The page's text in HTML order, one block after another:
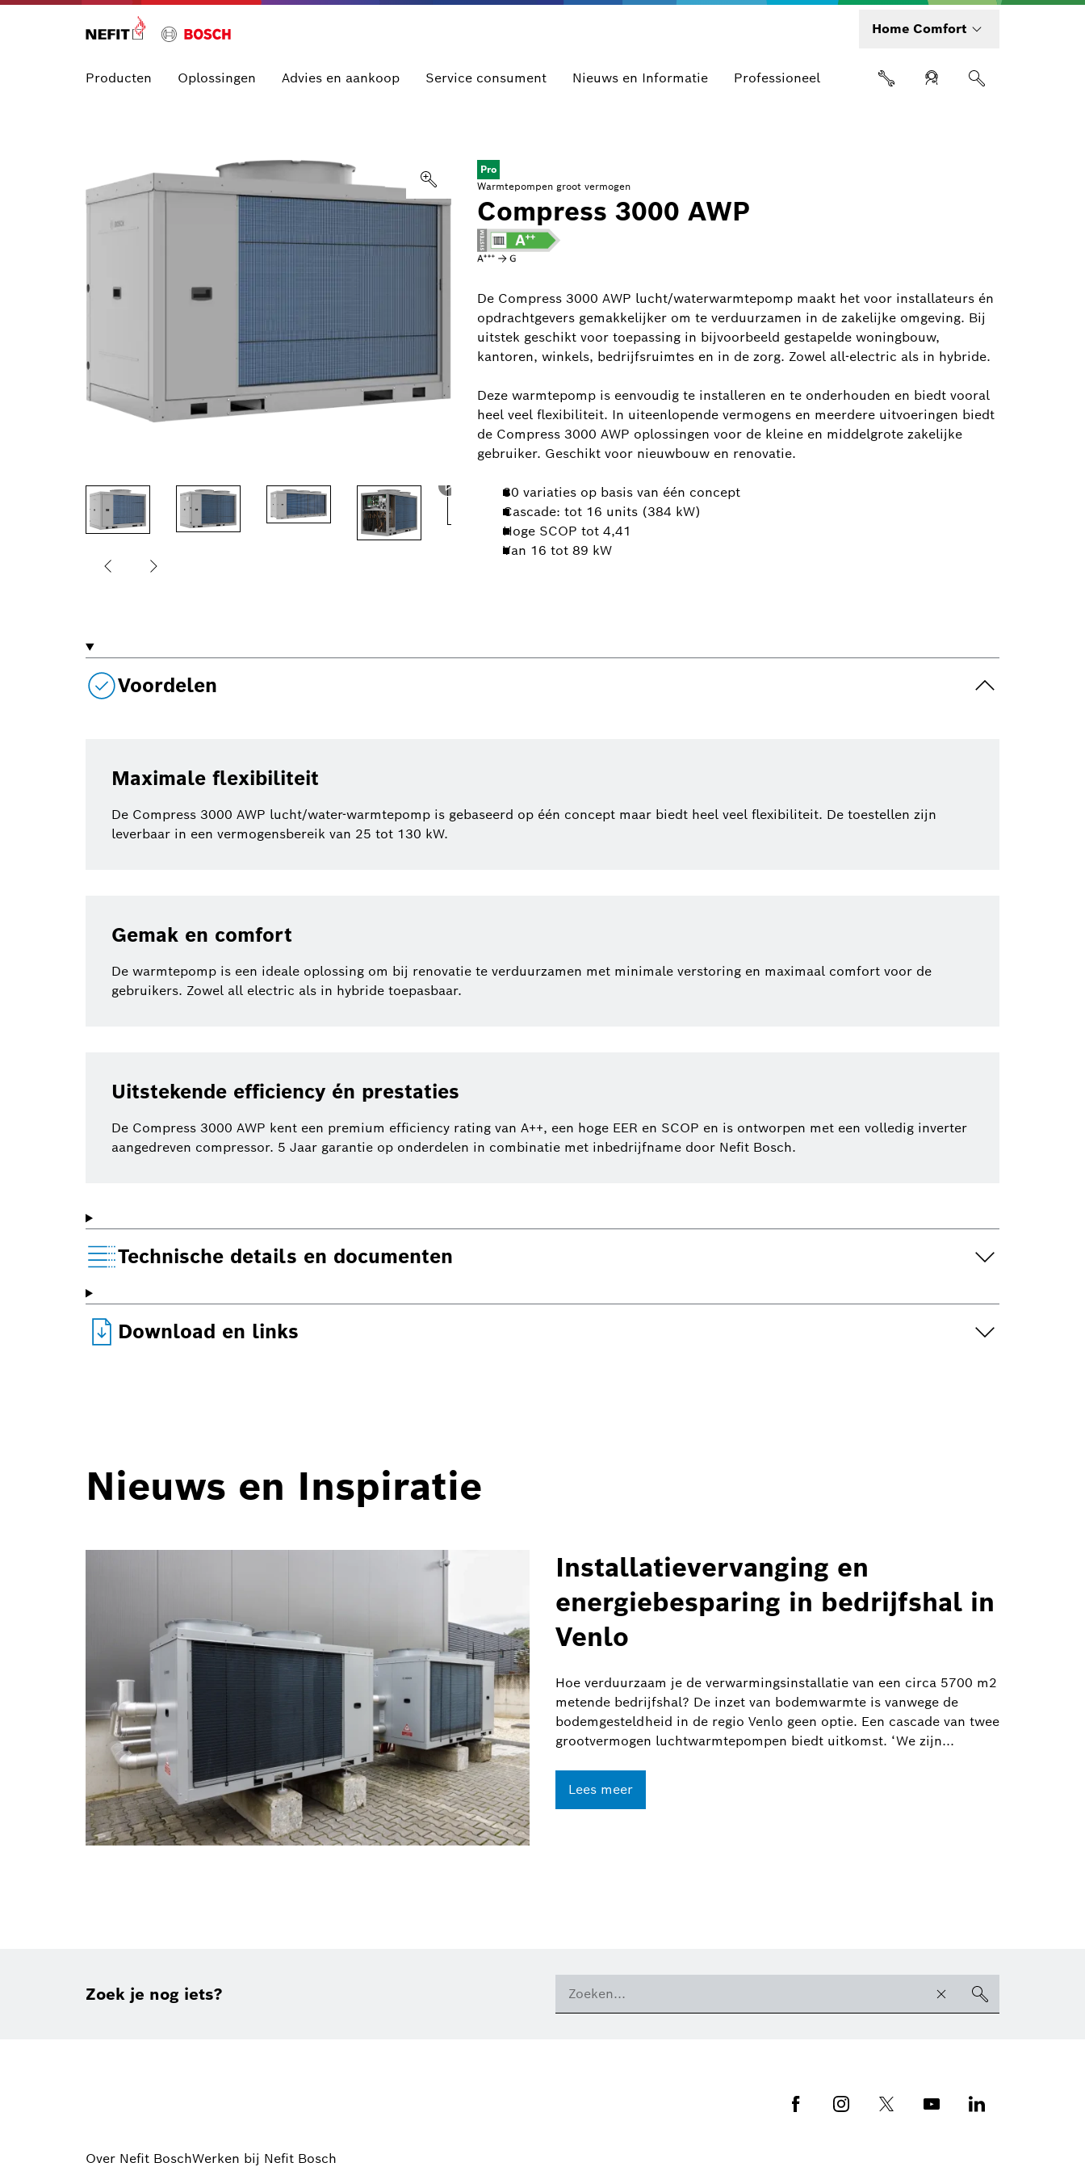
Home Comfort
Producten Oplossingen Advies en aankoop Service consument Nieuws en Informatie Professioneel
Pro
Warmtepompen groot vermogen
Compress 3000 AWP
De Compress 3000 AWP lucht/waterwarmtepomp maakt het voor installateurs én
opdrachtgevers gemakkelijker om te verduurzamen in de zakelijke omgeving. Bij
uitstek geschikt voor toepassing in bijvoorbeeld gestapelde woningbouw,
kantoren, winkels, bedrijfsruimtes en in de zorg. Zowel all-electric als in hybride.
Deze warmtepomp is eenvoudig te installeren en te onderhouden en biedt vooral
heel veel flexibiliteit. In uiteenlopende vermogens en meerdere uitvoeringen biedt
de Compress 3000 AWP oplossingen voor de kleine en middelgrote zakelijke
gebruiker. Geschikt voor nieuwbouw en renovatie.
80 variaties op basis van één concept
Cascade: tot 16 units (384 kW)
Hoge SCOP tot 4,41
Van 16 tot 89 kW
Voordelen
Maximale flexibiliteit
De Compress 3000 AWP lucht/water-warmtepomp is gebaseerd op één concept maar biedt heel veel flexibiliteit. De toestellen zijn
leverbaar in een vermogensbereik van 25 tot 130 kW.
Gemak en comfort
De warmtepomp is een ideale oplossing om bij renovatie te verduurzamen met minimale verstoring en maximaal comfort voor de
gebruikers. Zowel all electric als in hybride toepasbaar.
Uitstekende efficiency én prestaties
De Compress 3000 AWP kent een premium efficiency rating van A++, een hoge EER en SCOP en is ontworpen met een volledig inverter
aangedreven compressor. 5 Jaar garantie op onderdelen in combinatie met inbedrijfname door Nefit Bosch.
Technische details en documenten
Download en links
Nieuws en Inspiratie
Installatievervanging en
energiebesparing in bedrijfshal in
Venlo
Hoe verduurzaam je de verwarmingsinstallatie van een circa 5700 m2
metende bedrijfshal? De inzet van bodemwarmte is vanwege de
bodemgesteldheid in de regio Venlo geen optie. Een cascade van twee
grootvermogen luchtwarmtepompen biedt uitkomst. ‘We zijn...
Lees meer
Zoek je nog iets?
Over Nefit BoschWerken bij Nefit Bosch